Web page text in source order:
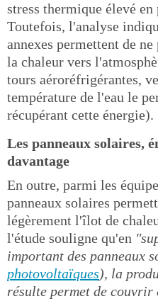
stress thermique élevé
Toutefois, l'analyse
annexes permettent de
la chaleur vers
tours aéroréfrigérantes,
température de l'eau le
récupérant cette énergie).
Les panneaux solaires,
davantage
En outre, parmi les
panneaux solaires
légèrement l'îlot de
l'étude souligne qu'en
important des panneaux
photovoltaïques), la
résulte permet de